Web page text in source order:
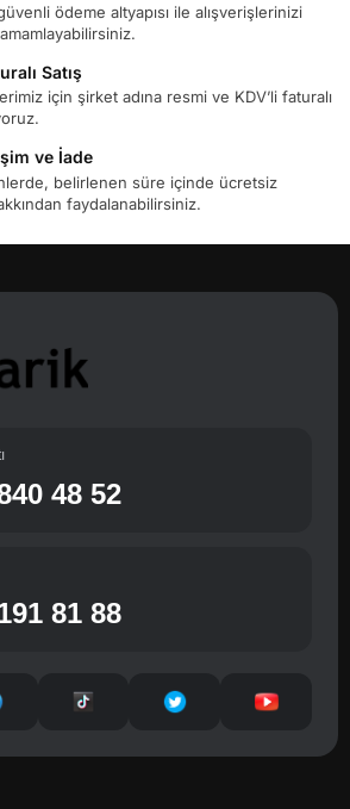
ödeme altyapısı ile alışverişlerinizi
Satış
için şirket adına resmi ve KDV’li faturalı
ve İade
belirlenen süre içinde ücretsiz
faydalanabilirsiniz.
48 52
81 88